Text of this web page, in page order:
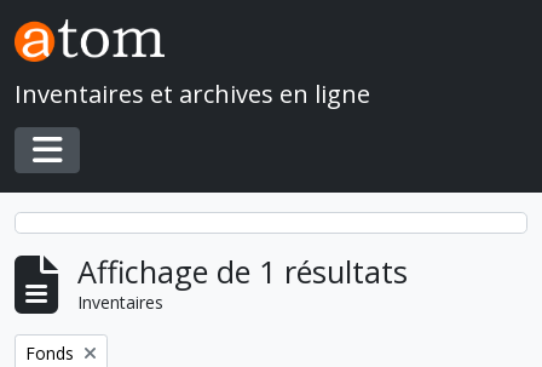
Skip to main content
Inventaires et archives en ligne
Toggle navigation
Affichage de 1 résultats
Inventaires
Remove filter:
Fonds